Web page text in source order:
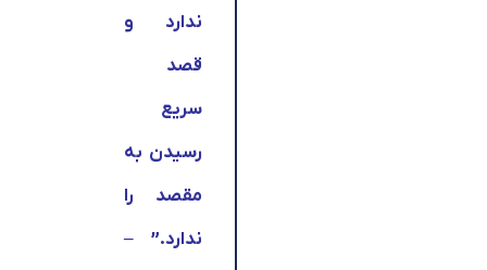
ندارد و
قصد
سریع
رسیدن به
مقصد را
ندارد.” –